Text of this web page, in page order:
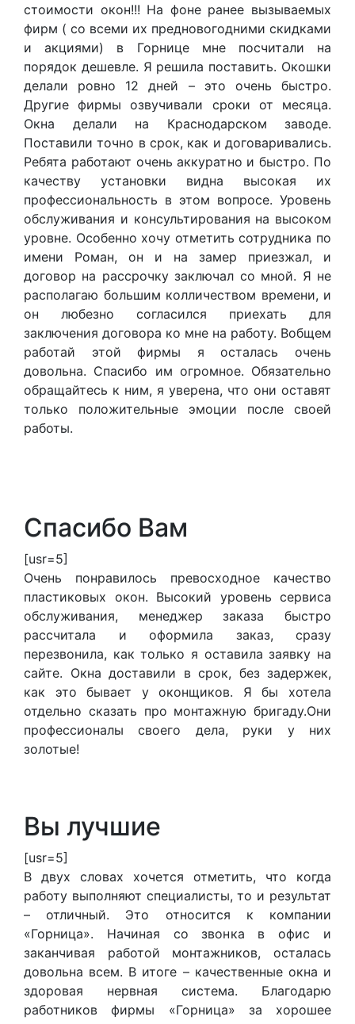
стоимости окон!!! На фоне ранее вызываемых
фирм ( со всеми их предновогодними скидками
и акциями) в Горнице мне посчитали на
порядок дешевле. Я решила поставить. Окошки
делали ровно 12 дней – это очень быстро.
Другие фирмы озвучивали сроки от месяца.
Окна делали на Краснодарском заводе.
Поставили точно в срок, как и договаривались.
Ребята работают очень аккуратно и быстро. По
качеству установки видна высокая их
профессиональность в этом вопросе. Уровень
обслуживания и консультирования на высоком
уровне. Особенно хочу отметить сотрудника по
имени Роман, он и на замер приезжал, и
договор на рассрочку заключал со мной. Я не
располагаю большим колличеством времени, и
он любезно согласился приехать для
заключения договора ко мне на работу. Вобщем
работай этой фирмы я осталась очень
довольна. Спасибо им огромное. Обязательно
обращайтесь к ним, я уверена, что они оставят
только положительные эмоции после своей
работы.
Спасибо Вам
[usr=5]
Очень понравилось превосходное качество
пластиковых окон. Высокий уровень сервиса
обслуживания, менеджер заказа быстро
рассчитала и оформила заказ, сразу
перезвонила, как только я оставила заявку на
сайте. Окна доставили в срок, без задержек,
как это бывает у оконщиков. Я бы хотела
отдельно сказать про монтажную бригаду.Они
профессионалы своего дела, руки у них
золотые!
Вы лучшие
[usr=5]
В двух словах хочется отметить, что когда
работу выполняют специалисты, то и результат
– отличный. Это относится к компании
«Горница». Начиная со звонка в офис и
заканчивая работой монтажников, осталась
довольна всем. В итоге – качественные окна и
здоровая нервная система. Благодарю
работников фирмы «Горница» за хорошее